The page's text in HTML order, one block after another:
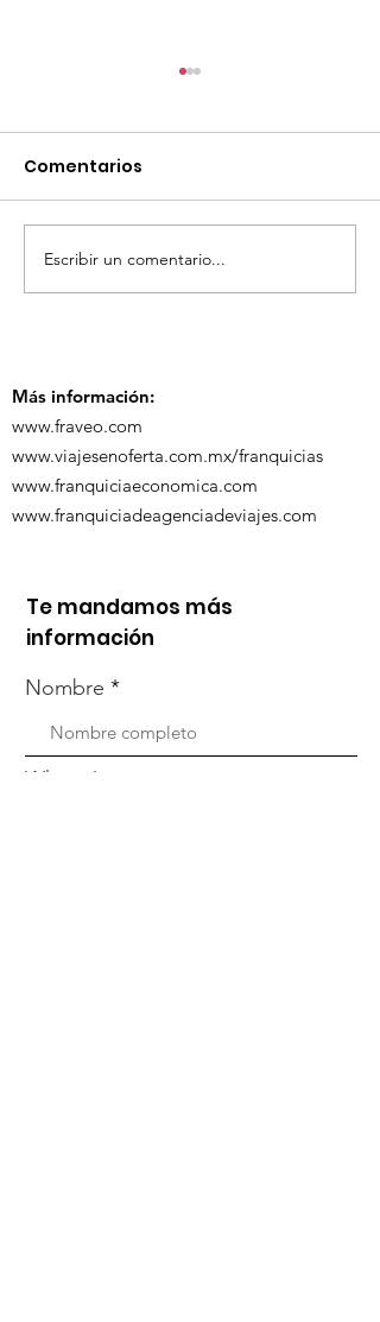
TourTravelynByFraveo
participó en la
Comentarios
Escribir un comentario...
Más información:
www.fraveo.com
www.viajesenoferta.com.mx/franquicias
www.franquiciaeconomica.com
www.franquiciadeagenciadeviajes.com
Te mandamos más
información
Nombre
Whats